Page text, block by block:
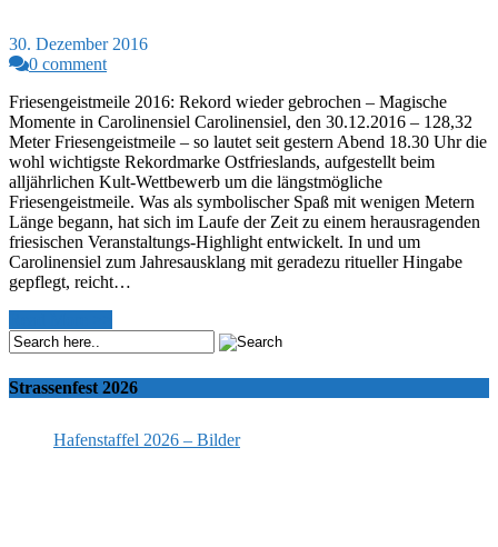
30. Dezember 2016
0 comment
Friesengeistmeile 2016: Rekord wieder gebrochen – Magische
Momente in Carolinensiel Carolinensiel, den 30.12.2016 – 128,32
Meter Friesengeistmeile – so lautet seit gestern Abend 18.30 Uhr die
wohl wichtigste Rekordmarke Ostfrieslands, aufgestellt beim
alljährlichen Kult-Wettbewerb um die längstmögliche
Friesengeistmeile. Was als symbolischer Spaß mit wenigen Metern
Länge begann, hat sich im Laufe der Zeit zu einem herausragenden
friesischen Veranstaltungs-Highlight entwickelt. In und um
Carolinensiel zum Jahresausklang mit geradezu ritueller Hingabe
gepflegt, reicht…
Strassenfest 2026
Hafenstaffel 2026 – Bilder